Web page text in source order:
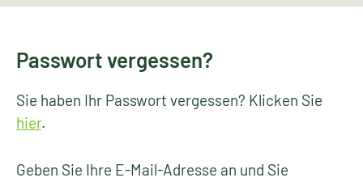
Passwort vergessen?
Sie haben Ihr Passwort vergessen? Klicken Sie
hier.
Geben Sie Ihre E-Mail-Adresse an und Sie